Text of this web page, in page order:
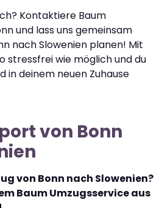
Kontaktiere Baum
und lass uns gemeinsam
nach Slowenien planen! Mit
stressfrei wie möglich und du
in deinem neuen Zuhause
von Bonn
von Bonn nach Slowenien?
Baum Umzugsservice aus